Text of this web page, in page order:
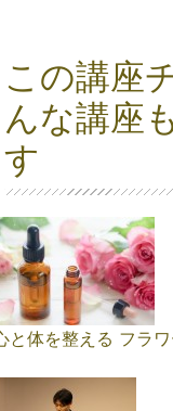
この講座
んな講座
す
と体を整える フラ